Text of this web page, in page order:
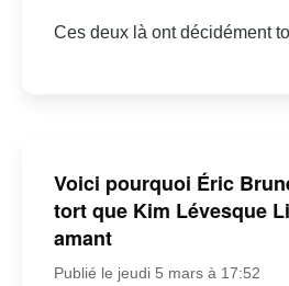
Ces deux là ont décidément
Voici pourquoi Éric
tort que Kim Lévesque
amant
Publié le jeudi 5 mars à 17:52